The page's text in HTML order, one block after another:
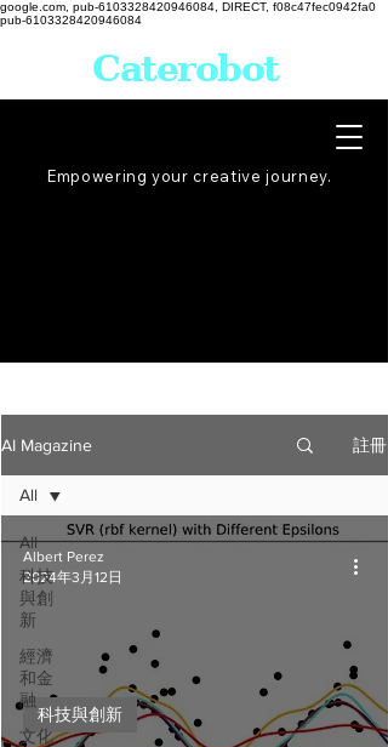
google.com, pub-6103328420946084, DIRECT, f08c47fec0942fa0
pub-6103328420946084
Empowering your creative journey.
Caterobot
AI Magazine 註冊
All
科技
與創
新
經濟
和金
融
文化
All
科技與創新
Albert Perez
2024年3月12日